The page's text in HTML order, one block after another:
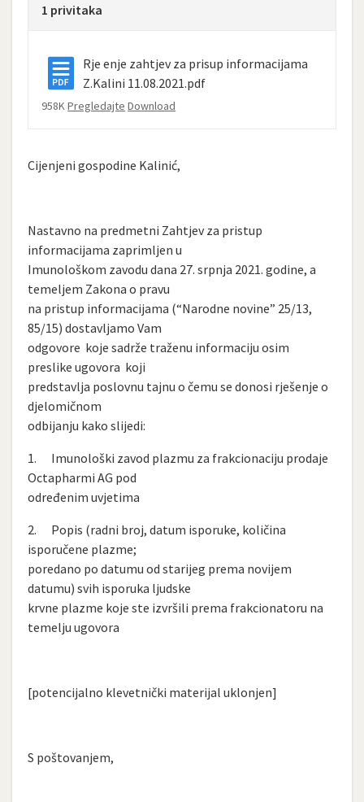
1 privitaka
Rje enje zahtjev za prisup informacijama
Z.Kalini 11.08.2021.pdf
958KPregledajte Download
Cijenjeni gospodine Kalinić,
Nastavno na predmetni Zahtjev za pristup
informacijama zaprimljen u
Imunološkom zavodu dana 27. srpnja 2021. godine, a
temeljem Zakona o pravu
na pristup informacijama (“Narodne novine” 25/13,
85/15) dostavljamo Vam
odgovore koje sadrže traženu informaciju osim
preslike ugovora koji
predstavlja poslovnu tajnu o čemu se donosi rješenje o
djelomičnom
odbijanju kako slijedi:
1. Imunološki zavod plazmu za frakcionaciju prodaje
Octapharmi AG pod
određenim uvjetima
2. Popis (radni broj, datum isporuke, količina
isporučene plazme;
poredano po datumu od starijeg prema novijem
datumu) svih isporuka ljudske
krvne plazme koje ste izvršili prema frakcionatoru na
temelju ugovora
[potencijalno klevetnički materijal uklonjen]
S poštovanjem,